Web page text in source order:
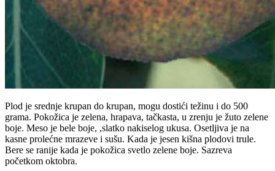
Plod je srednje krupan do krupan, mogu dostići težinu i do 500
grama. Pokožica je zelena, hrapava, tačkasta, u zrenju je žuto zelene
boje. Meso je bele boje, ,slatko nakiselog ukusa. Osetljiva je na
kasne prolećne mrazeve i sušu. Kada je jesen kišna plodovi trule.
Bere se ranije kada je pokožica svetlo zelene boje. Sazreva
početkom oktobra.